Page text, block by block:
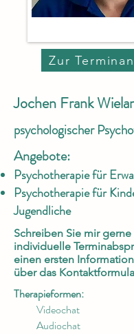
Zur
Jochen Frank
psychologischer
Angebote:
Psychotherapie für
Psychotherapie für
Jugendliche
Schreiben Sie mir gerne
individuelle
einen ersten
über das
Therapieformen:
Videochat
Audiochat